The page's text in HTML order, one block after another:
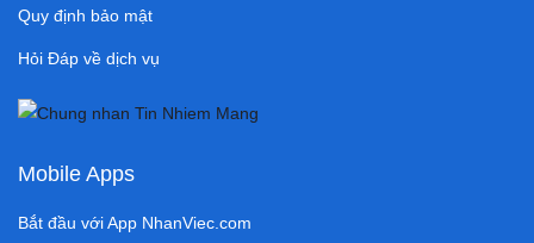
Quy định bảo mật
Hỏi Đáp về dịch vụ
Mobile Apps
Bắt đầu với App NhanViec.com